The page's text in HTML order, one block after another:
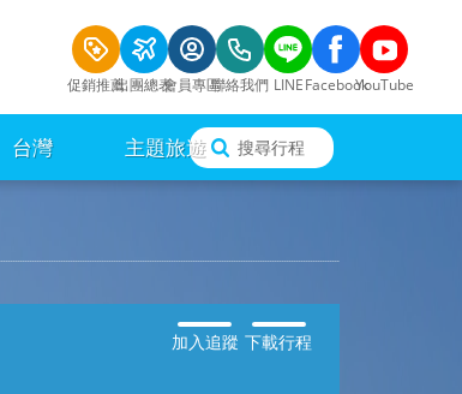
搜尋行程
台灣 主題旅遊
促銷推薦出團總表會員專區聯絡我們 LINEFacebookYouTube
加入追蹤 下載行程